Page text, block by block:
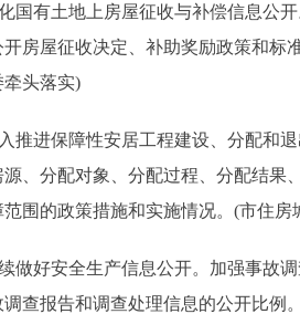
ITALIANO
有土地上房屋征收与补偿信息公开
房屋征收决定、补助奖励政策和标
头落实)
进保障性安居工程建设、分配和退
源、分配对象、分配过程、分配结
围的政策措施和实施情况。(市住房
好安全生产信息公开。加强事故调
查报告和调查处理信息的公开比例